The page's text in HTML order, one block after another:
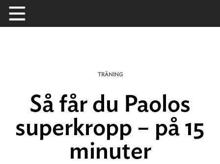
Skip
to
TRÄNING
Så får du Paolos
superkropp – på 15
minuter